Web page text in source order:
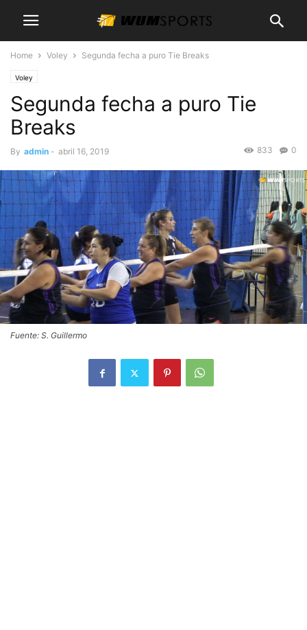
Home Voley Segunda fecha a puro Tie Breaks
Voley
Segunda fecha a puro Tie
Breaks
By admin - abril 16, 2019 0
833
Fuente: S. Guillermo